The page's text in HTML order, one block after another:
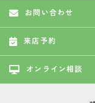
お問い合わせ
来店予約
オンライン相談